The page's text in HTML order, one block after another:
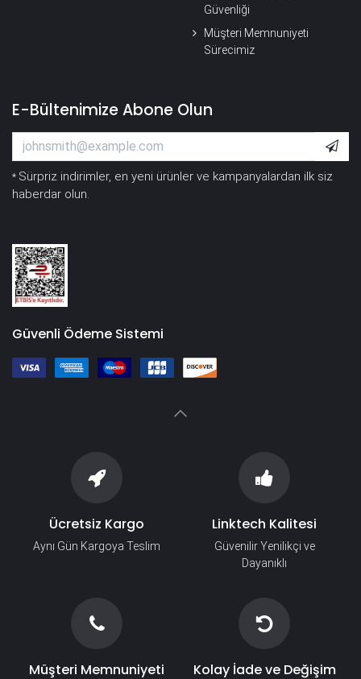
Güvenliği
Müşteri Memnuniyeti
Sürecimiz
E-Bültenimize Abone Olun
* Sürpriz indirimler, en yeni ürünler ve kampanyalardan ilk siz
haberdar olun.
Güvenli Ödeme Sistemi
Ücretsiz Kargo
Aynı Gün Kargoya Teslim
Linktech Kalitesi
Güvenilir Yenilikçi ve
Dayanıklı
Müşteri Memnuniyeti Kolay İade ve Değişim